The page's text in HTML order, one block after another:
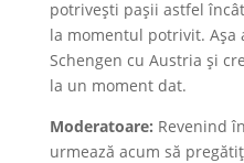
potrivești pașii astfel
la momentul potrivit. Așa
Schengen cu Austria și
la un moment dat.
Moderatoare: Revenind
urmează acum să